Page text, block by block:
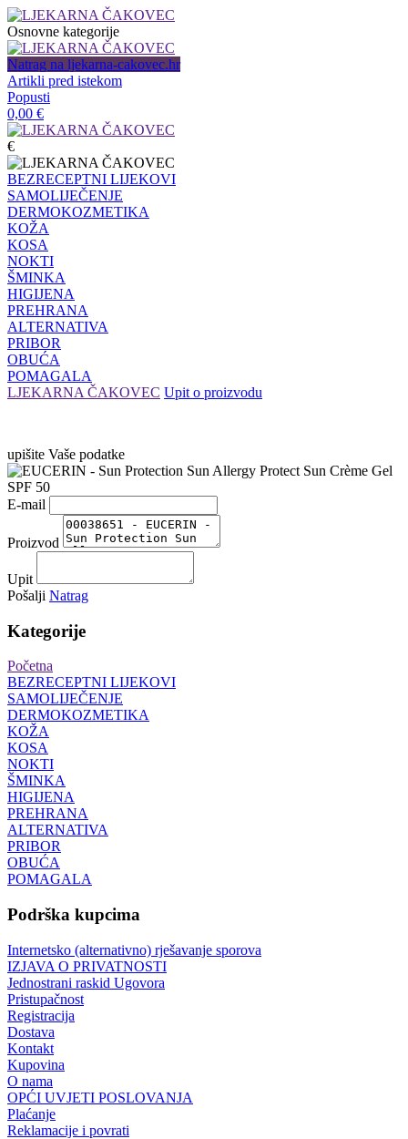
Osnovne kategorije
Natrag na ljekarna-cakovec.hr
Artikli pred istekom
Popusti
0,00 €
€
BEZRECEPTNI LIJEKOVI
SAMOLIJEČENJE
DERMOKOZMETIKA
KOŽA
KOSA
NOKTI
ŠMINKA
HIGIJENA
PREHRANA
ALTERNATIVA
PRIBOR
OBUĆA
POMAGALA
LJEKARNA ČAKOVEC Upit o proizvodu
upišite Vaše podatke
E-mail
Proizvod
Upit
Pošalji Natrag
Kategorije
Početna
BEZRECEPTNI LIJEKOVI
SAMOLIJEČENJE
DERMOKOZMETIKA
KOŽA
KOSA
NOKTI
ŠMINKA
HIGIJENA
PREHRANA
ALTERNATIVA
PRIBOR
OBUĆA
POMAGALA
Podrška kupcima
Internetsko (alternativno) rješavanje sporova
IZJAVA O PRIVATNOSTI
Jednostrani raskid Ugovora
Pristupačnost
Registracija
Dostava
Kontakt
Kupovina
O nama
OPĆI UVJETI POSLOVANJA
Plaćanje
Reklamacije i povrati